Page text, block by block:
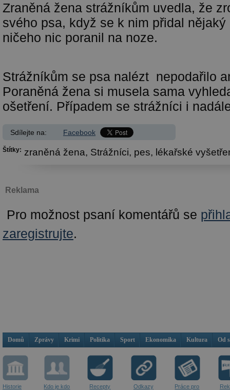
Zraněná žena strážníkům uvedla, že
svého psa, když se k nim přidal
ničeho nic poranil na noze.
Strážníkům se psa nalézt nepodařilo
Poraněná žena si musela sama
ošetření. Případem se strážníci i
Sdílejte na: Facebook
Štítky: zraněná žena, Strážníci, pes, lékařské
Reklama
Pro možnost psaní komentářů se
zaregistrujte.
Domů Zprávy Krimi Politika Sport Ekonomika Kultura Od
Historie
Kdo je kdo Recepty Odkazy
Práce pro